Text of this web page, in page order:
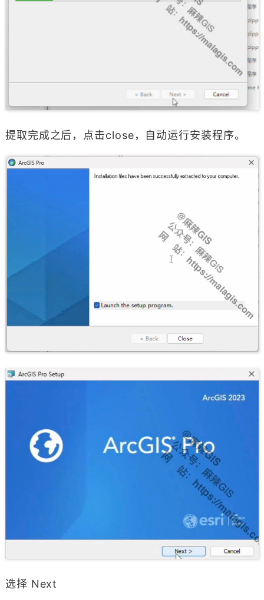
提取完成之后，点击close，自动运行安装程序。
选择 Next